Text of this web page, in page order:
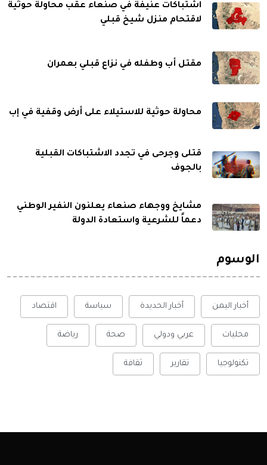
اشتباكات عنيفة في صنعاء عقب محاولة حوثية
لاقتحام منزل شيخ قبلي
مقتل أب وطفله في نزاع قبلي بعمران
محاولة حوثية للاستيلاء على أرض وقفية في إب
قتلى وجرحى في تجدد الاشتباكات القبلية
بالجوف
مشايخ ووجهاء صنعاء يعلنون النفير الوطني
دعماً للشرعية واستعادة الدولة
الوسوم
أخبار اليمن أخبار الحديدة سياسة اقتصاد
محليات عربي ودولي صحة رياضة
تكنولوجيا تقارير ثقافة